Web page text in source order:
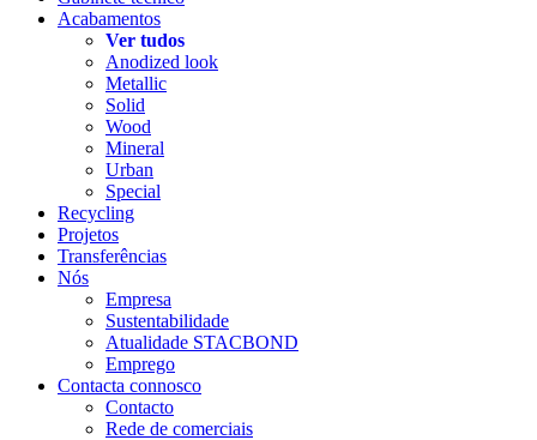
Acabamentos
Ver tudos
Anodized look
Metallic
Solid
Wood
Mineral
Urban
Special
Recycling
Projetos
Transferências
Nós
Empresa
Sustentabilidade
Atualidade STACBOND
Emprego
Contacta connosco
Contacto
Rede de comerciais